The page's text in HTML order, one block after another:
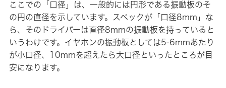
ここでの「口径」は、一般的には円形である振動板のそ
の円の直径を示しています。スペックが「口径8mm」な
ら、そのドライバーは直径8mmの振動板を持っていると
いうわけです。イヤホンの振動板としては5-6mmあたり
が小口径、10mmを超えたら大口径といったところが目
安になります。